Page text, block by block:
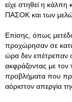
είχε στηθεί η κάλπη
ΠΑΣΟΚ και των
Επίσης, όπως
προχώρησαν σε
ώρα δεν επέτρεπαν
ακφράζοντας με τον
προβλήματα που
αόριστον απεργία